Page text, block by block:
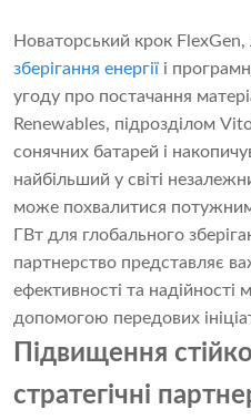
Новаторський крок FlexGen,
зберігання енергії і
угоду про постачання
Renewables, підрозділом
сонячних батарей і
найбільший у світі
може похвалитися
ГВт для глобального
партнерство представляє
ефективності та надійності
допомогою передових
Підвищення
стратегічні